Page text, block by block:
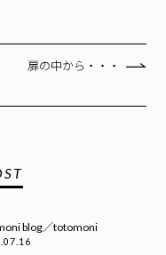
扉の中から・・・
blog／totomoni